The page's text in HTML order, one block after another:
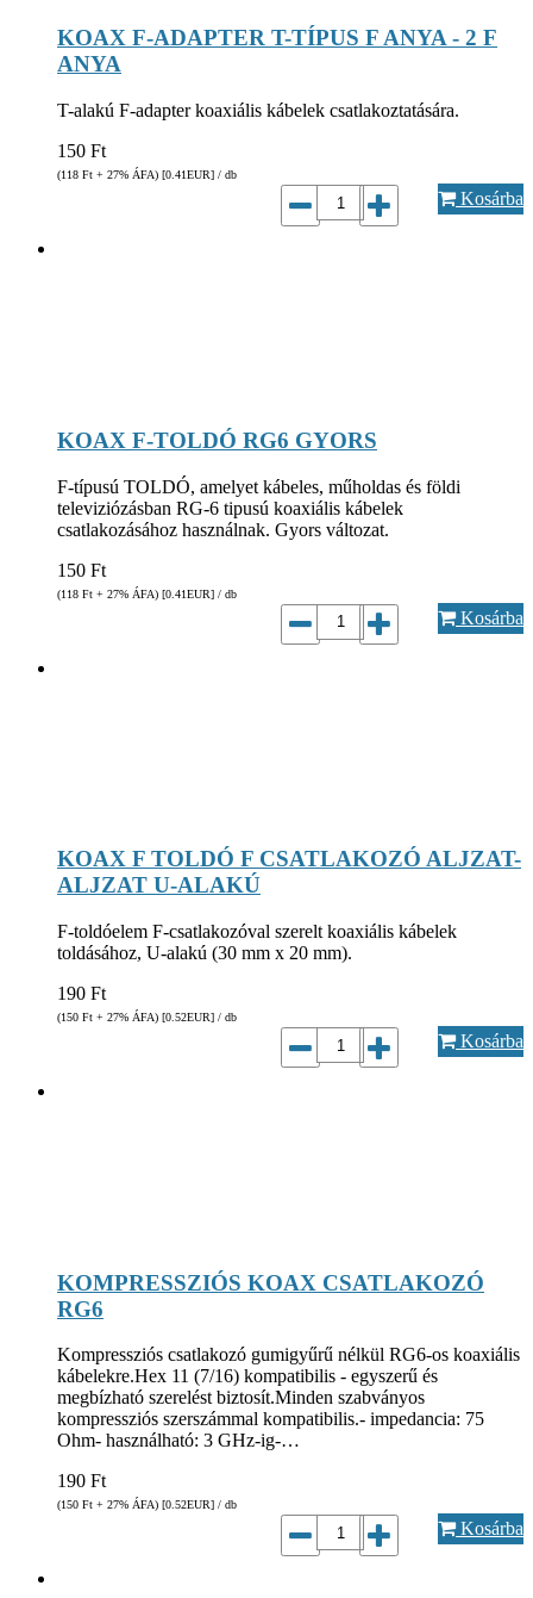
KOAX F-ADAPTER T-TÍPUS F ANYA - 2 F
ANYA
T-alakú F-adapter koaxiális kábelek csatlakoztatására.
150 Ft
(118 Ft + 27% ÁFA) [0.41EUR] / db
Kosárba
KOAX F-TOLDÓ RG6 GYORS
F-típusú TOLDÓ, amelyet kábeles, műholdas és földi
televiziózásban RG-6 tipusú koaxiális kábelek
csatlakozásához használnak. Gyors változat.
150 Ft
(118 Ft + 27% ÁFA) [0.41EUR] / db
Kosárba
KOAX F TOLDÓ F CSATLAKOZÓ ALJZAT-
ALJZAT U-ALAKÚ
F-toldóelem F-csatlakozóval szerelt koaxiális kábelek
toldásához, U-alakú (30 mm x 20 mm).
190 Ft
(150 Ft + 27% ÁFA) [0.52EUR] / db
Kosárba
KOMPRESSZIÓS KOAX CSATLAKOZÓ
RG6
Kompressziós csatlakozó gumigyűrű nélkül RG6-os koaxiális
kábelekre.Hex 11 (7/16) kompatibilis - egyszerű és
megbízható szerelést biztosít.Minden szabványos
kompressziós szerszámmal kompatibilis.- impedancia: 75
Ohm- használható: 3 GHz-ig-…
190 Ft
(150 Ft + 27% ÁFA) [0.52EUR] / db
Kosárba